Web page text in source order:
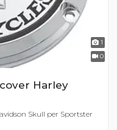
1
0
Harley
Skull per Sportster